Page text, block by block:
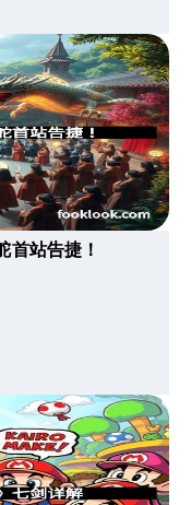
首站告捷！